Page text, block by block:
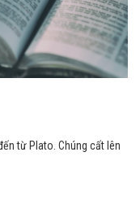
từ Plato. Chúng cất lên